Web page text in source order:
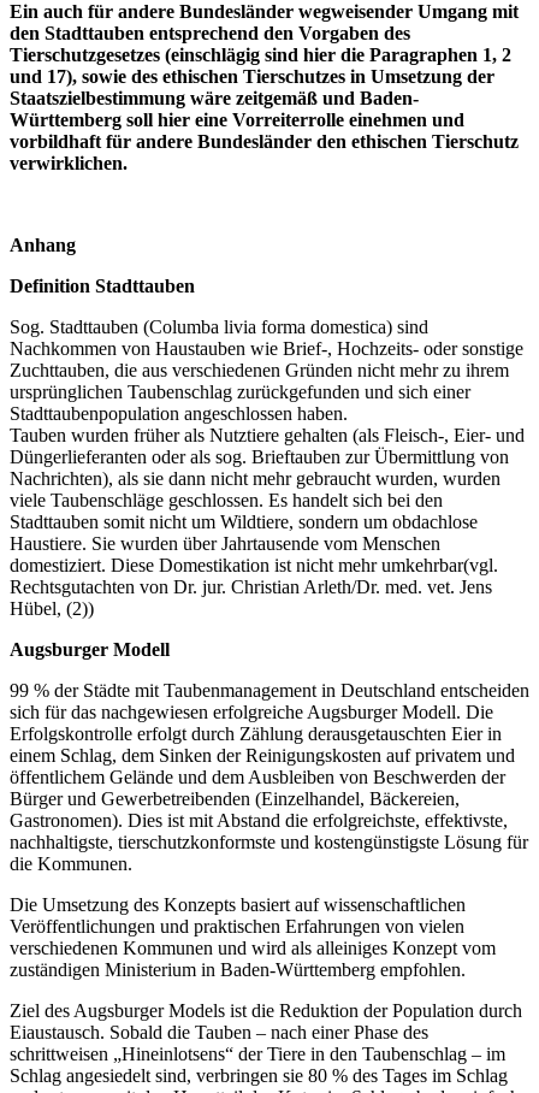
Ein auch für andere Bundesländer wegweisender Umgang mit
den Stadttauben entsprechend den Vorgaben des
Tierschutzgesetzes (einschlägig sind hier die Paragraphen 1, 2
und 17), sowie des ethischen Tierschutzes in Umsetzung der
Staatszielbestimmung wäre zeitgemäß und Baden-
Württemberg soll hier eine Vorreiterrolle einehmen und
vorbildhaft für andere Bundesländer den ethischen Tierschutz
verwirklichen.
Anhang
Definition Stadttauben
Sog. Stadttauben (Columba livia forma domestica) sind
Nachkommen von Haustauben wie Brief-, Hochzeits- oder sonstige
Zuchttauben, die aus verschiedenen Gründen nicht mehr zu ihrem
ursprünglichen Taubenschlag zurückgefunden und sich einer
Stadttaubenpopulation angeschlossen haben.
Tauben wurden früher als Nutztiere gehalten (als Fleisch-, Eier- und
Düngerlieferanten oder als sog. Brieftauben zur Übermittlung von
Nachrichten), als sie dann nicht mehr gebraucht wurden, wurden
viele Taubenschläge geschlossen. Es handelt sich bei den
Stadttauben somit nicht um Wildtiere, sondern um obdachlose
Haustiere. Sie wurden über Jahrtausende vom Menschen
domestiziert. Diese Domestikation ist nicht mehr umkehrbar(vgl.
Rechtsgutachten von Dr. jur. Christian Arleth/Dr. med. vet. Jens
Hübel, (2))
Augsburger Modell
99 % der Städte mit Taubenmanagement in Deutschland entscheiden
sich für das nachgewiesen erfolgreiche Augsburger Modell. Die
Erfolgskontrolle erfolgt durch Zählung derausgetauschten Eier in
einem Schlag, dem Sinken der Reinigungskosten auf privatem und
öffentlichem Gelände und dem Ausbleiben von Beschwerden der
Bürger und Gewerbetreibenden (Einzelhandel, Bäckereien,
Gastronomen). Dies ist mit Abstand die erfolgreichste, effektivste,
nachhaltigste, tierschutzkonformste und kostengünstigste Lösung für
die Kommunen.
Die Umsetzung des Konzepts basiert auf wissenschaftlichen
Veröffentlichungen und praktischen Erfahrungen von vielen
verschiedenen Kommunen und wird als alleiniges Konzept vom
zuständigen Ministerium in Baden-Württemberg empfohlen.
Ziel des Augsburger Models ist die Reduktion der Population durch
Eiaustausch. Sobald die Tauben – nach einer Phase des
schrittweisen „Hineinlotsens“ der Tiere in den Taubenschlag – im
Schlag angesiedelt sind, verbringen sie 80 % des Tages im Schlag